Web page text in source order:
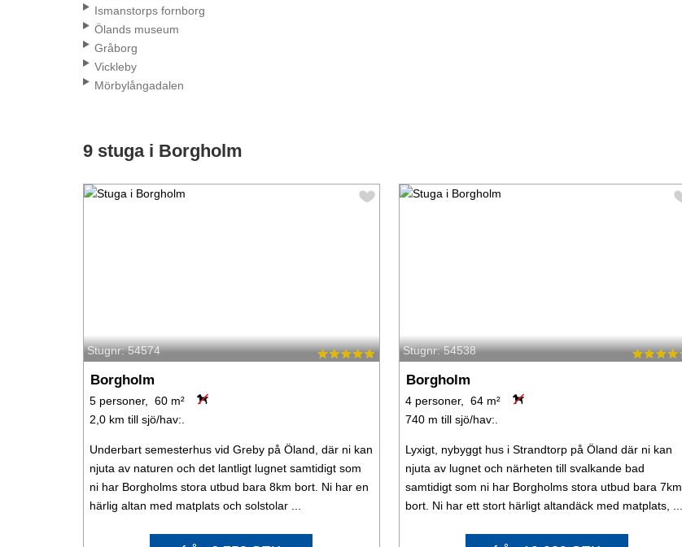
Ismanstorps fornborg
Ölands museum
Gråborg
Vickleby
Mörbylångadalen
9 stuga i Borgholm
Stugnr: 54574
Borgholm
5 personer, 60 m²
2,0 km till sjö/hav:.
Underbart semesterhus vid Greby på Öland, där ni kan
njuta av naturen och det lantligt lugnet samtidigt som
ni har Borgholms stora utbud bara 8km bort. Ni har en
härlig altan med matplats och solstolar ...
Stugnr: 54538
Borgholm
4 personer, 64 m²
740 m till sjö/hav:.
Lyxigt, nybyggt hus i Strandtorp på Öland där ni kan
njuta av lugnet och närheten till svalkande bad
samtidigt som ni har Borgholms stora utbud bara 7km
bort. Ni har ett stort härligt altandäck med matplats, ...